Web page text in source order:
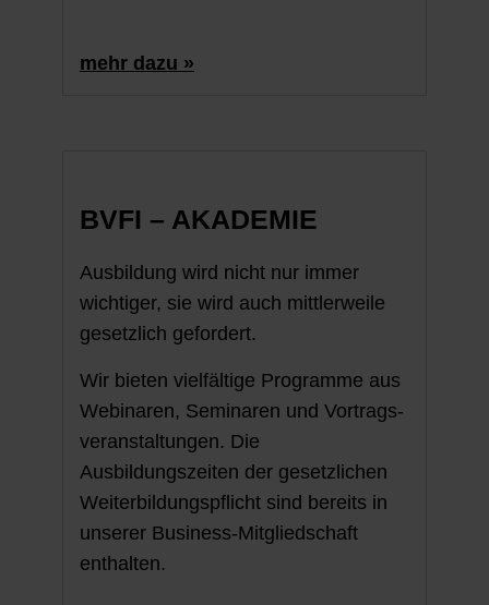
mehr dazu »
BVFI – AKADEMIE
Ausbildung wird nicht nur immer
wichtiger, sie wird auch mittler­weile
gesetzlich gefordert.
Wir bieten vielfältige Programme aus
Webinaren, Seminaren und Vortrags­
veran­staltungen. Die
Ausbildungszeiten der gesetzlichen
Weiter­bildungs­pflicht sind bereits in
unserer Business-Mitgliedschaft
enthalten.